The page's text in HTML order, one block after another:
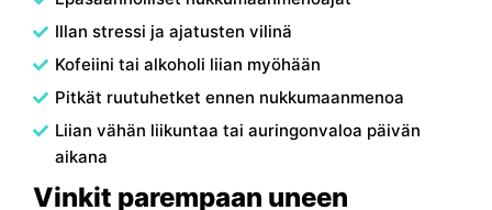
Illan stressi ja ajatusten vilinä
Kofeiini tai alkoholi liian myöhään
Pitkät ruutuhetket ennen nukkumaanmenoa
Liian vähän liikuntaa tai auringonvaloa päivän
aikana
Vinkit parempaan uneen